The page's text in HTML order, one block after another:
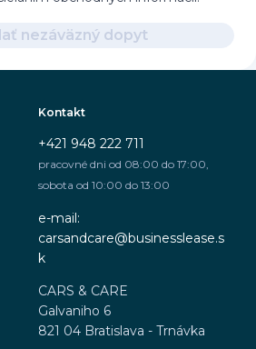
nezáväzný dopyt
Kontakt
+421 948 222 711
pracovné dni od 08:00 do 17:00,
sobota od 10:00 do 13:00
e-mail:
carsandcare@businesslease.s
k
CARS & CARE
Galvaniho 6
821 04 Bratislava - Trnávka